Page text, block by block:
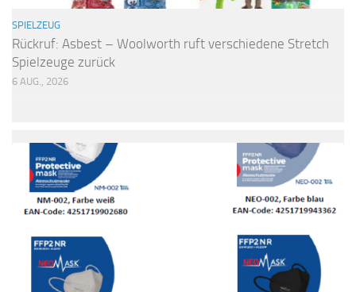
SPIELZEUG
Rückruf: Asbest – Woolworth ruft verschiedene Stretch
Spielzeuge zurück
6 AUG., 2026